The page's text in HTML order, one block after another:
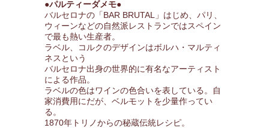
●パルティーダメモ●
バルセロナの「BAR BRUTAL」はじめ、パリ、
ウィーンなどの自然派レストランではスペイン
で最も熱い生産者。
ラベル、コルクのデザインはボルハ・マルティ
ネスという
バルセロナ出身の世界的に有名なアーティスト
による作品。
ラベルの色はワインの色合いを表している。自
家消費用にだが、ベルモットを少量作ってい
る。
1870年トリノからの秘蔵伝統レシピ。